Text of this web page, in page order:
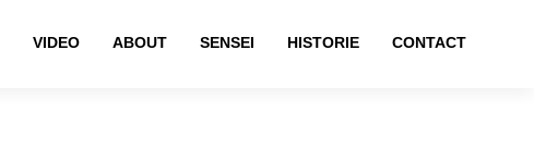
VIDEO ABOUT SENSEI HISTORIE CONTACT